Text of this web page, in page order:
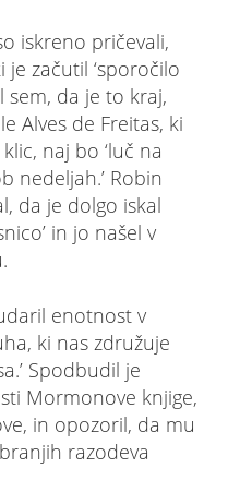
iskreno pričevali,
začutil ‘sporočilo
da je to kraj,
Alves de Freitas, ki
naj bo ‘luč na
nedeljah.’ Robin
da je dolgo iskal
in jo našel v
enotnost v
ki nas združuje
Spodbudil je
Mormonove knjige,
in opozoril, da mu
razodeva